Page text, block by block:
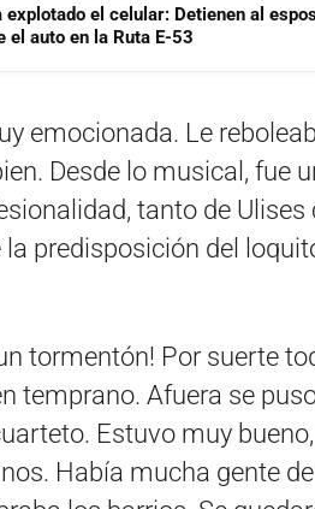
explotado el celular: Detienen al
el auto en la Ruta E-53
emocionada. Le
Desde lo musical, fue
tanto de Ulises
predisposición del
un tormentón! Por suerte
temprano. Afuera se
Estuvo muy bueno,
Había mucha gente